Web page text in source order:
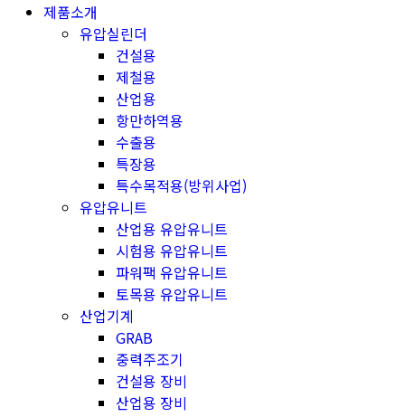
제품소개
유압실린더
건설용
제철용
산업용
항만하역용
수출용
특장용
특수목적용(방위사업)
유압유니트
산업용 유압유니트
시험용 유압유니트
파워팩 유압유니트
토목용 유압유니트
산업기계
GRAB
중력주조기
건설용 장비
산업용 장비